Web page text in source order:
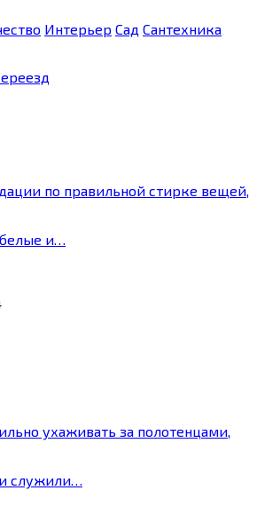
Интерьер Сад Сантехника
по правильной стирке вещей,
и…
ухаживать за полотенцами,
служили…